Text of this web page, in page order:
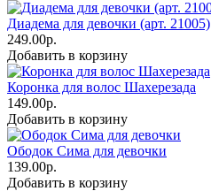
Диадема для девочки (арт. 21005)
249.00р.
Добавить в корзину
Коронка для волос Шахерезада
149.00р.
Добавить в корзину
Ободок Сима для девочки
139.00р.
Добавить в корзину